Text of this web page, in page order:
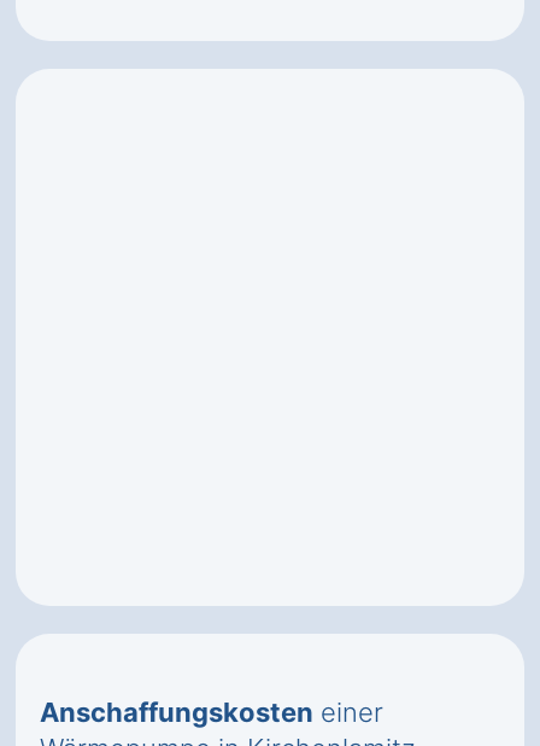
Anschaffungskosten einer